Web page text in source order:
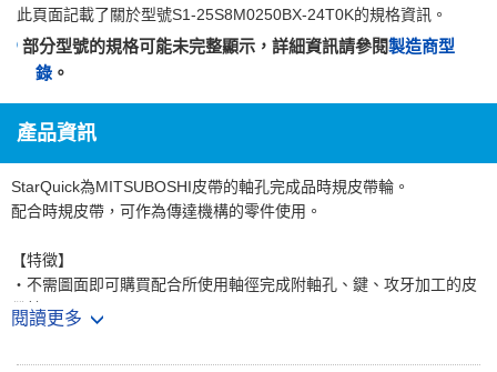
此頁面記載了關於型號S1-25S8M0250BX-24T0K的規格資訊。
部分型號的規格可能未完整顯示，詳細資訊請參閱製造商型
錄 。
產品資訊
StarQuick為MITSUBOSHI皮帶的軸孔完成品時規皮帶輪。
配合時規皮帶，可作為傳達機構的零件使用。
【特徵】
・不需圖面即可購買配合所使用軸徑完成附軸孔、鍵、攻牙加工的皮
帶輪。
閱讀更多